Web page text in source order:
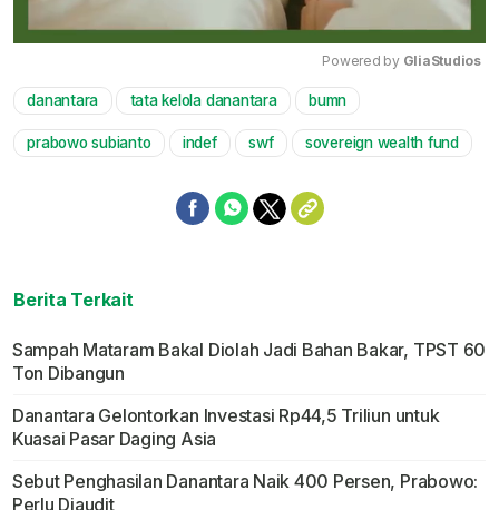
Powered by GliaStudios
danantara tata kelola danantara bumn
prabowo subianto indef swf sovereign wealth fund
Berita Terkait
Sampah Mataram Bakal Diolah Jadi Bahan Bakar, TPST 60
Ton Dibangun
Danantara Gelontorkan Investasi Rp44,5 Triliun untuk
Kuasai Pasar Daging Asia
Sebut Penghasilan Danantara Naik 400 Persen, Prabowo:
Perlu Diaudit